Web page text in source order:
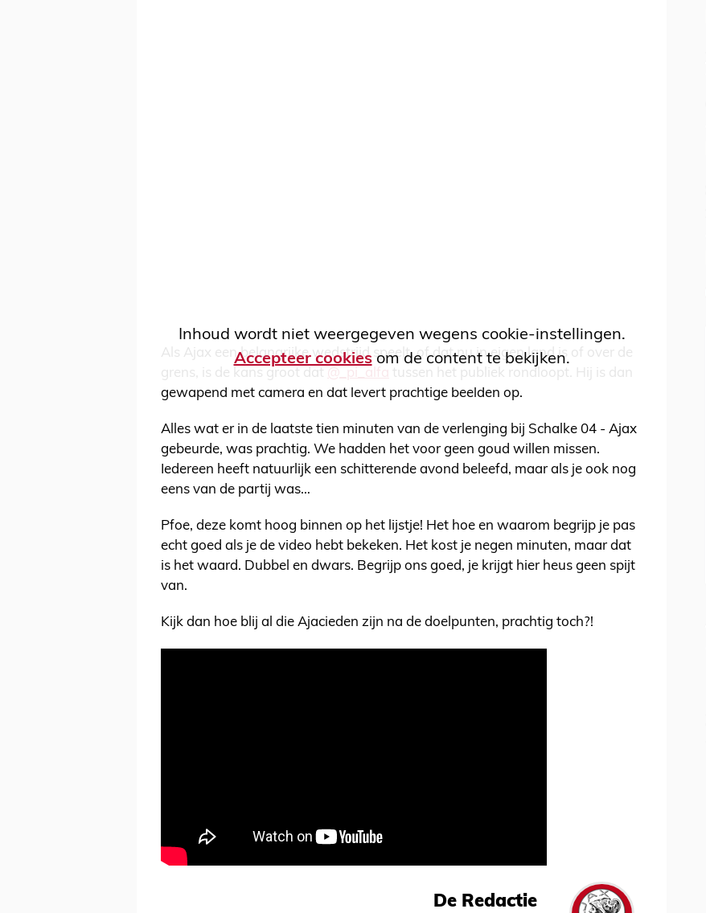
Inhoud wordt niet weergegeven wegens cookie-instellingen.
Accepteer cookiesom de content te bekijken.
Als Ajax een belangrijke wedstrijd speelt, of dat nu in eigen land is of over de
grens, is de kans groot dat @_pi_alfa tussen het publiek rondloopt. Hij is dan
gewapend met camera en dat levert prachtige beelden op.
Alles wat er in de laatste tien minuten van de verlenging bij Schalke 04 - Ajax
gebeurde, was prachtig. We hadden het voor geen goud willen missen.
Iedereen heeft natuurlijk een schitterende avond beleefd, maar als je ook nog
eens van de partij was…
Pfoe, deze komt hoog binnen op het lijstje! Het hoe en waarom begrijp je pas
echt goed als je de video hebt bekeken. Het kost je negen minuten, maar dat
is het waard. Dubbel en dwars. Begrijp ons goed, je krijgt hier heus geen spijt
van.
Kijk dan hoe blij al die Ajacieden zijn na de doelpunten, prachtig toch?!
De Redactie